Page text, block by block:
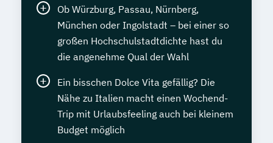
Ob Würzburg, Passau, Nürnberg,
München oder Ingolstadt – bei einer so
großen Hochschulstadtdichte hast du
die angenehme Qual der Wahl
Ein bisschen Dolce Vita gefällig? Die
Nähe zu Italien macht einen Wochend-
Trip mit Urlaubsfeeling auch bei kleinem
Budget möglich